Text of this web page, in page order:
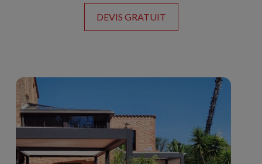
DEVIS GRATUIT